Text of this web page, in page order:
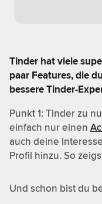
Tinder hat viele
paar Features, die
bessere Tinder-
Punkt 1: Tinder zu
einfach nur einen
auch deine
Profil hinzu. So
Und schon bist du